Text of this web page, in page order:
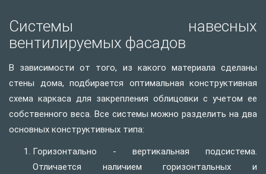
Cистемы навесных
вентилируемых фасадов
В зависимости от того, из какого материала сделаны
стены дома, подбирается оптимальная конструктивная
схема каркаса для закрепления облицовки с учетом ее
собственного веса. Все системы можно разделить на два
основных конструктивных типа:
Горизонтально - вертикальная подсистема.
Отличается наличием горизонтальных и